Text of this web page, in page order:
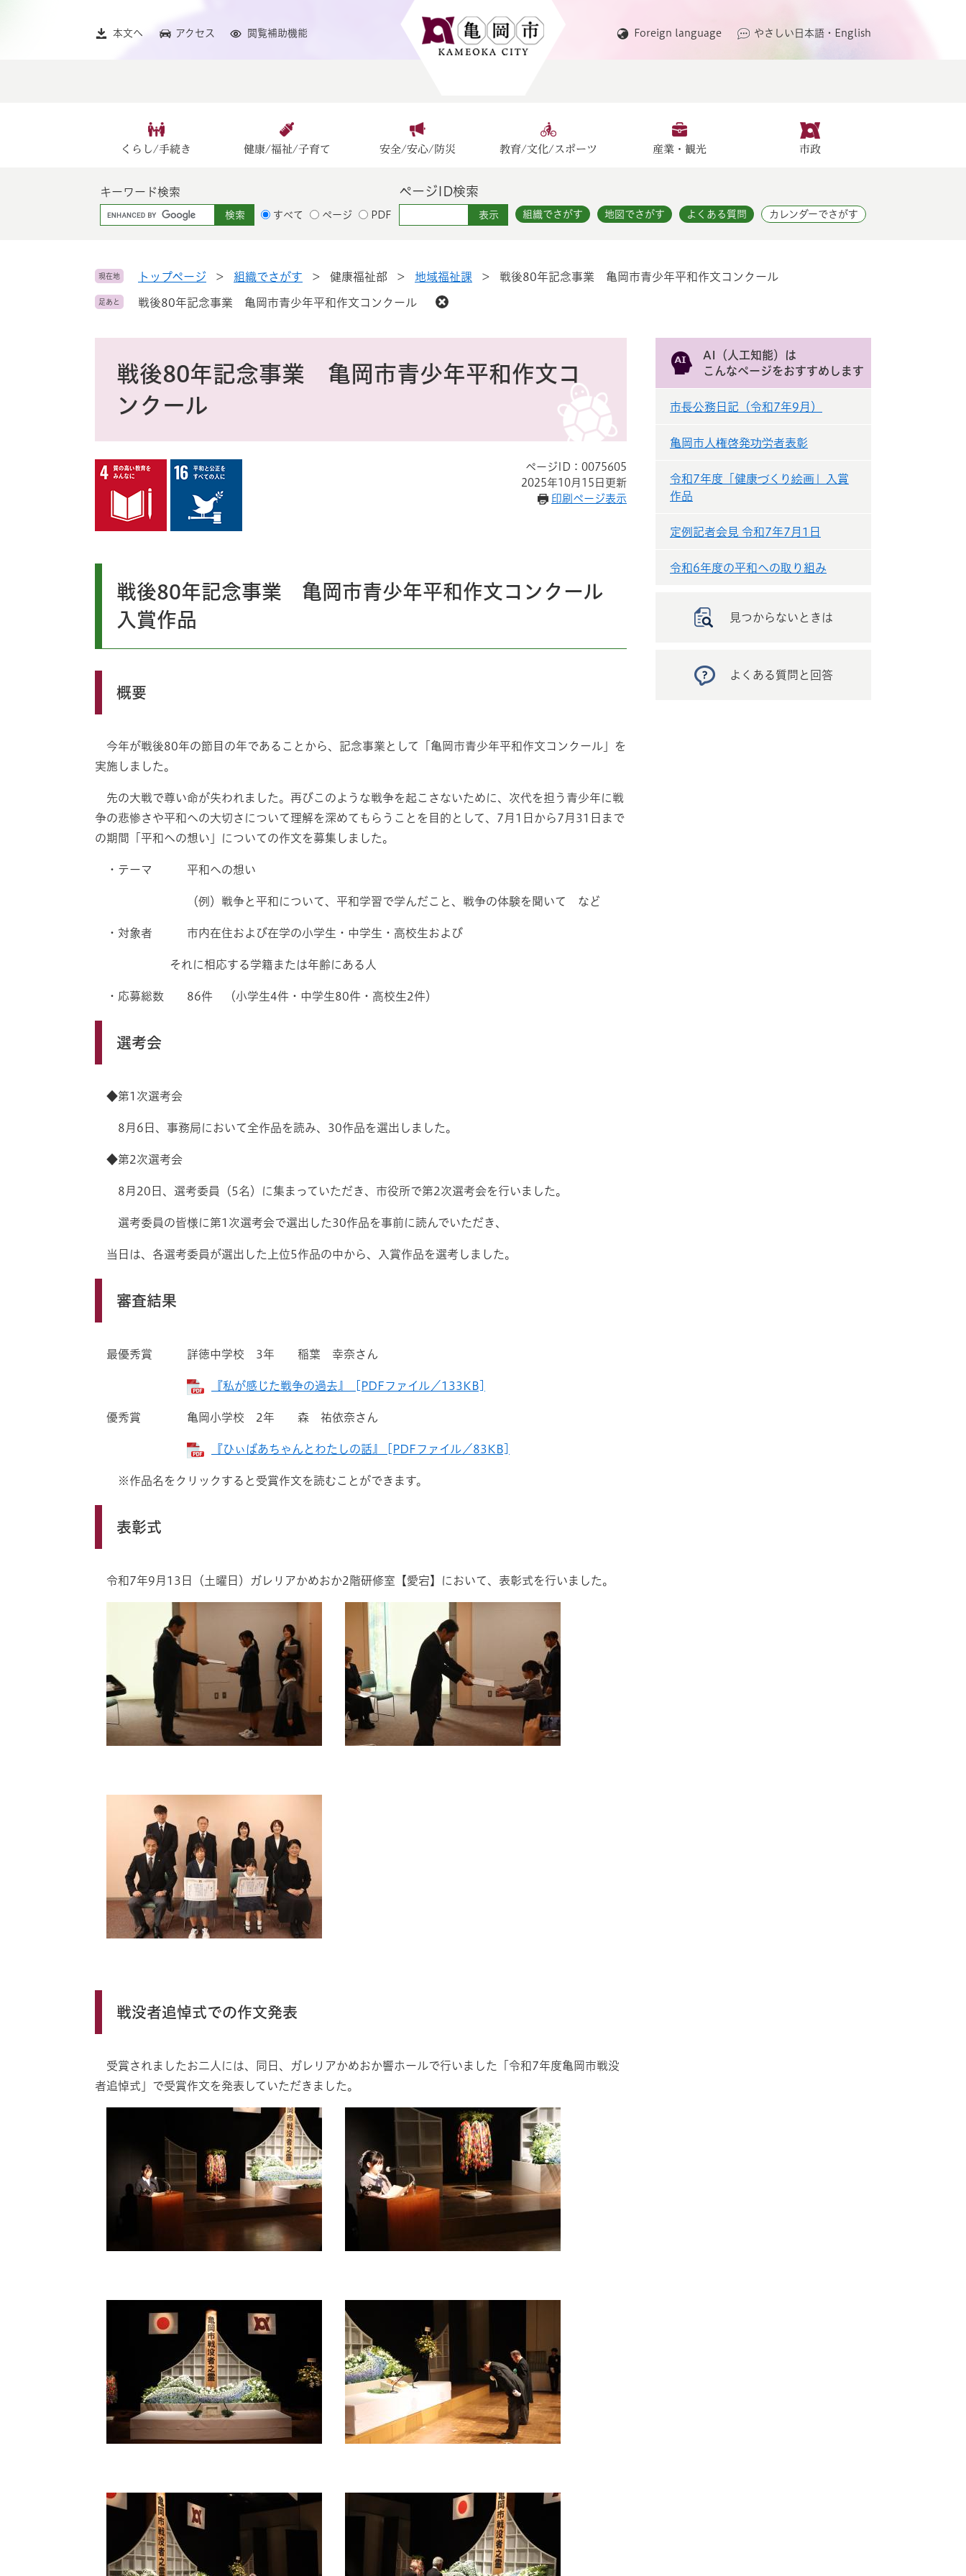
本文へ アクセス 閲覧補助機能 Foreign language やさしい日本語・English
くらし/手続き 健康/福祉/子育て 安全/安心/防災 教育/文化/スポーツ 産業・観光 市政
キーワード検索
G
o
l
カ
タ
すべて ページ PDF
ページID検索
組織でさがす 地図でさがす よくある質問 カレンダーでさがす
現在地 トップページ > 組織でさがす > 健康福祉部 > 地域福祉課 > 戦後80年記念事業 亀岡市青少年平和作文コンクール
足あと 戦後80年記念事業 亀岡市青少年平和作文コンクール
戦後80年記念事業 亀岡市青少年平和作文コ
ンクール
ページID：0075605
2025年10月15日更新
印刷ページ表示
戦後80年記念事業 亀岡市青少年平和作文コンクール
入賞作品
概要
今年が戦後80年の節目の年であることから、記念事業として「亀岡市青少年平和作文コンクール」を
実施しました。
先の大戦で尊い命が失われました。再びこのような戦争を起こさないために、次代を担う青少年に戦
争の悲惨さや平和への大切さについて理解を深めてもらうことを目的として、7月1日から7月31日まで
の期間「平和への想い」についての作文を募集しました。
・テーマ 平和への想い
（例）戦争と平和について、平和学習で学んだこと、戦争の体験を聞いて など
・対象者 市内在住および在学の小学生・中学生・高校生および
それに相応する学籍または年齢にある人
・応募総数 86件 （小学生4件・中学生80件・高校生2件）
選考会
◆第1次選考会
8月6日、事務局において全作品を読み、30作品を選出しました。
◆第2次選考会
8月20日、選考委員（5名）に集まっていただき、市役所で第2次選考会を行いました。
選考委員の皆様に第1次選考会で選出した30作品を事前に読んでいただき、
当日は、各選考委員が選出した上位5作品の中から、入賞作品を選考しました。
審査結果
最優秀賞 詳徳中学校 3年 稲葉 幸奈さん
『私が感じた戦争の過去』 [PDFファイル／133KB]
優秀賞 亀岡小学校 2年 森 祐依奈さん
『ひぃばあちゃんとわたしの話』 [PDFファイル／83KB]
※作品名をクリックすると受賞作文を読むことができます。
表彰式
令和7年9月13日（土曜日）ガレリアかめおか2階研修室【愛宕】において、表彰式を行いました。
戦没者追悼式での作文発表
受賞されましたお二人には、同日、ガレリアかめおか響ホールで行いました「令和7年度亀岡市戦没
者追悼式」で受賞作文を発表していただきました。
AI（人工知能）は
こんなページをおすすめします
市長公務日記（令和7年9月）
亀岡市人権啓発功労者表彰
令和7年度「健康づくり絵画」入賞
作品
定例記者会見 令和7年7月1日
令和6年度の平和への取り組み
見つからないときは
よくある質問と回答